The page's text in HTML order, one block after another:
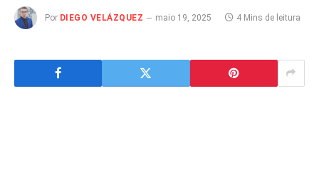
Por DIEGO VELÁZQUEZ maio 19, 2025 4 Mins de leitura